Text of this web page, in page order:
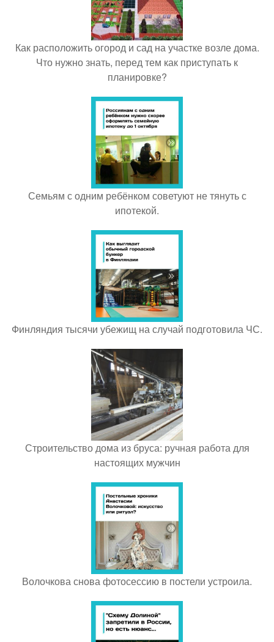
Как расположить огород и сад на участке возле дома.
Что нужно знать, перед тем как приступать к
планировке?
Семьям с одним ребёнком советуют не тянуть с
ипотекой.
Финляндия тысячи убежищ на случай подготовила ЧС.
Строительство дома из бруса: ручная работа для
настоящих мужчин
Волочкова снова фотосессию в постели устроила.